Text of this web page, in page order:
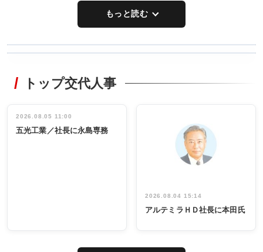
もっと読む
非鉄業界で
インタビュ
ー／社内ア
タックトレー
祝う 業界関
係者ら220人
出席
トップ交代人事
2026.08.05 11:00
五光工業／社長に永島専務
2026.08.04 15:14
アルテミラＨＤ社長に本田氏